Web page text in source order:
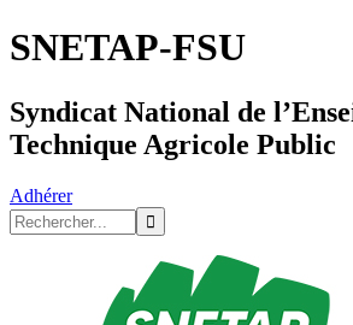
SNETAP-FSU
Syndicat National de
Technique Agricole Public
Adhérer